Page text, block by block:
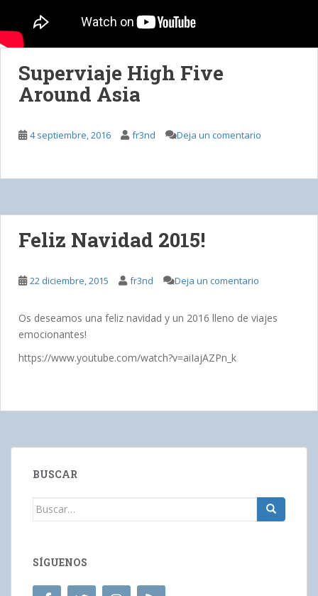
Superviaje High Five
Around Asia
4 septiembre, 2016 fr3nd Deja un comentario
Feliz Navidad 2015!
22 diciembre, 2015 fr3nd Deja un comentario
Os deseamos una feliz navidad y un 2016 lleno de viajes
emocionantes!
https://www.youtube.com/watch?v=aiIajAZPn_k
BUSCAR
Buscar:
SÍGUENOS